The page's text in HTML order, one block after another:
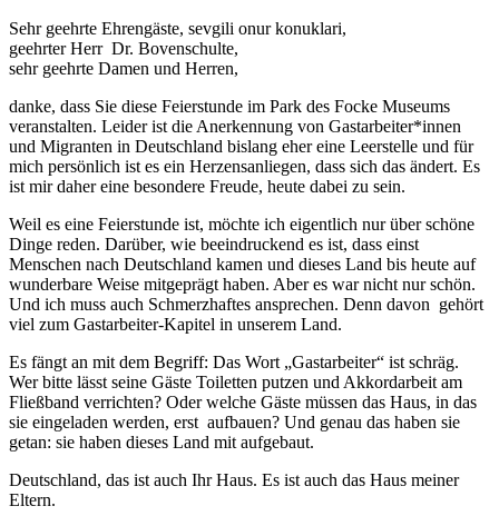
Sehr geehrte Ehrengäste, sevgili onur konuklari,
geehrter Herr Dr. Bovenschulte,
sehr geehrte Damen und Herren,
danke, dass Sie diese Feierstunde im Park des Focke Museums
veranstalten. Leider ist die Anerkennung von Gastarbeiter*innen
und Migranten in Deutschland bislang eher eine Leerstelle und für
mich persönlich ist es ein Herzensanliegen, dass sich das ändert. Es
ist mir daher eine besondere Freude, heute dabei zu sein.
Weil es eine Feierstunde ist, möchte ich eigentlich nur über schöne
Dinge reden. Darüber, wie beeindruckend es ist, dass einst
Menschen nach Deutschland kamen und dieses Land bis heute auf
wunderbare Weise mitgeprägt haben. Aber es war nicht nur schön.
Und ich muss auch Schmerzhaftes ansprechen. Denn davon gehört
viel zum Gastarbeiter-Kapitel in unserem Land.
Es fängt an mit dem Begriff: Das Wort „Gastarbeiter“ ist schräg.
Wer bitte lässt seine Gäste Toiletten putzen und Akkordarbeit am
Fließband verrichten? Oder welche Gäste müssen das Haus, in das
sie eingeladen werden, erst aufbauen? Und genau das haben sie
getan: sie haben dieses Land mit aufgebaut.
Deutschland, das ist auch Ihr Haus. Es ist auch das Haus meiner
Eltern.